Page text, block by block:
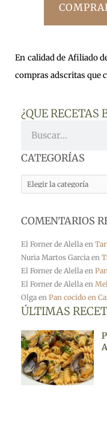
En calidad de Afiliado
compras adscritas que
¿QUE RECETAS
CATEGORÍAS
CATEGORÍAS
COMENTARIOS
El Forner de Alella en
Nuria Martos Garcia en
El Forner de Alella en
El Forner de Alella en
Olga en Pan cocido en
ÚLTIMAS